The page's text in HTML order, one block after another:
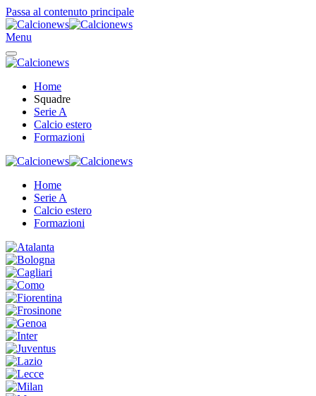
Passa al contenuto principale
Menu
Home
Squadre
Serie A
Calcio estero
Formazioni
Home
Serie A
Calcio estero
Formazioni